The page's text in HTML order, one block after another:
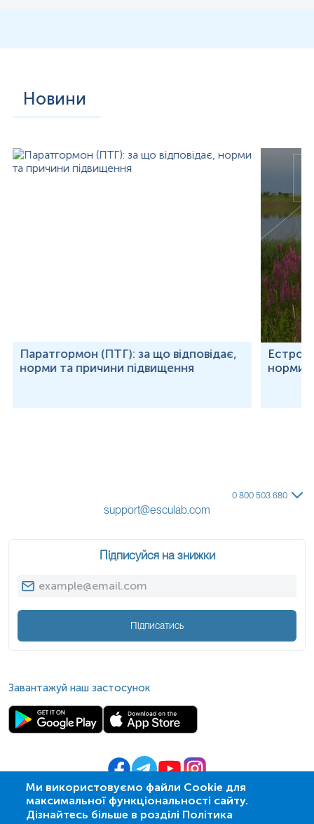
Новини
Паратгормон (ПТГ): за що відповідає,
норми та причини підвищення
норми
Ми використовуємо файли Cookie для
максимальної функціональності сайту.
Дізнайтесь більше в розділі Політика
0 800 503 680
support@esculab.com
Підписуйся на знижки
Підписатись
Завантажуй наш застосунок
© 2009- 2026 | ПСМЛ «Ескулаб»